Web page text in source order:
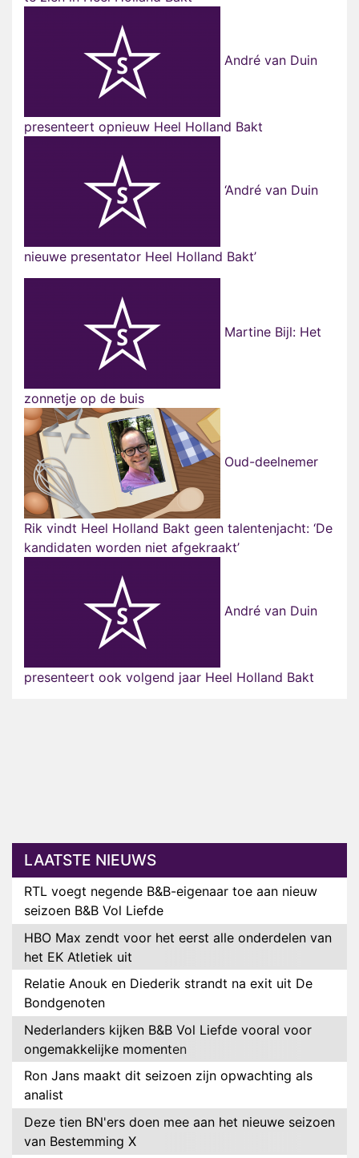
André van Duin
presenteert opnieuw Heel Holland Bakt
‘André van Duin
nieuwe presentator Heel Holland Bakt’
Martine Bijl: Het
zonnetje op de buis
Oud-deelnemer
Rik vindt Heel Holland Bakt geen talentenjacht: ‘De
kandidaten worden niet afgekraakt’
André van Duin
presenteert ook volgend jaar Heel Holland Bakt
LAATSTE NIEUWS
RTL voegt negende B&B-eigenaar toe aan nieuw
seizoen B&B Vol Liefde
HBO Max zendt voor het eerst alle onderdelen van
het EK Atletiek uit
Relatie Anouk en Diederik strandt na exit uit De
Bondgenoten
Nederlanders kijken B&B Vol Liefde vooral voor
ongemakkelijke momenten
Ron Jans maakt dit seizoen zijn opwachting als
analist
Deze tien BN'ers doen mee aan het nieuwe seizoen
van Bestemming X